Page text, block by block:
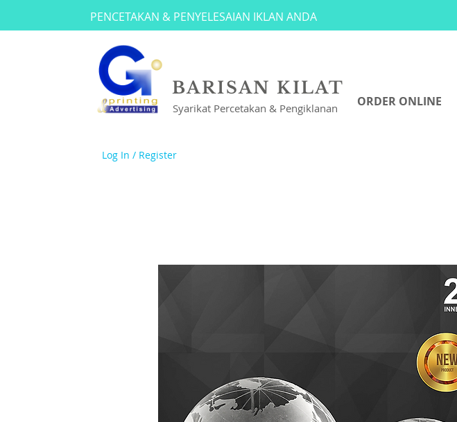
PENCETAKAN & PENYELESAIAN IKLAN ANDA
BARISAN KILAT
Syarikat Percetakan & Pengiklanan
Log In / Register
ORDER ONLINE